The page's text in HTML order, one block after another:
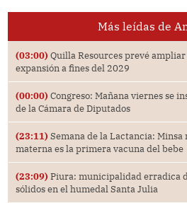
Más leídas de
(03:00) Quilla Resources prevé
expansión a fines del 2029
(00:00) Congreso: Mañana viernes se
de la Cámara de Diputados
(23:11) Semana de la Lactancia:
materna es la primera vacuna del bebe
(23:09) Piura: municipalidad erradica
sólidos en el humedal Santa Julia